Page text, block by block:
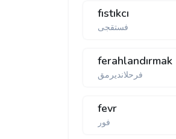
fıstıkcı
فستقجی
ferahlandırmak
فرحلاندیرمق
fevr
فور